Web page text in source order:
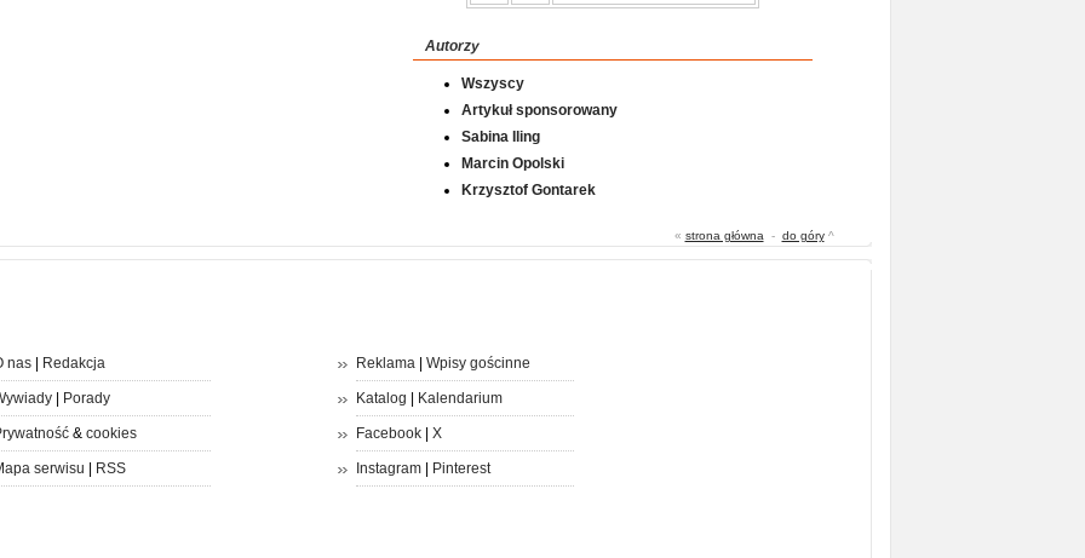
Autorzy
Wszyscy
Artykuł sponsorowany
Sabina Iling
Marcin Opolski
Krzysztof Gontarek
« strona główna - do góry^
nas| Redakcja
| Porady
& cookies
serwisu RSS
Reklama| Wpisy gościnne
Katalog Kalendarium
Facebook| X
Instagram| Pinterest